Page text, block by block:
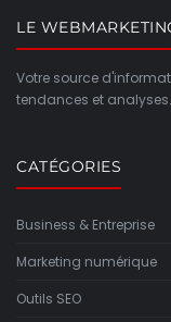
LE
Votre source
tendances et analyses.
CATÉGORIES
Business & Entreprise
Marketing numérique
Outils SEO